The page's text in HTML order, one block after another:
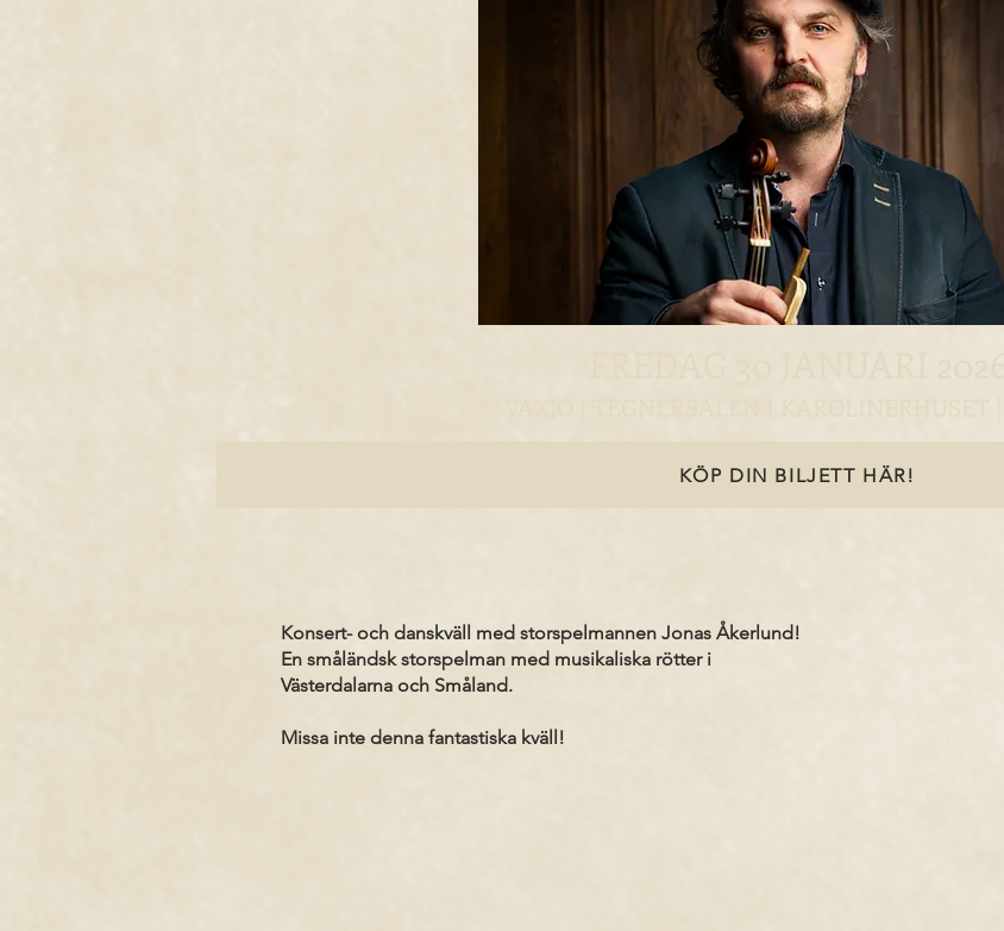
Konsert- och danskväll med storspelmannen Jonas Åkerlund!
En småländsk storspelman med musikaliska rötter i
Västerdalarna och Småland.
Missa inte denna fantastiska kväll!
KÖP DIN BILJETT HÄR!
FREDAG 30 JANUARI 2026